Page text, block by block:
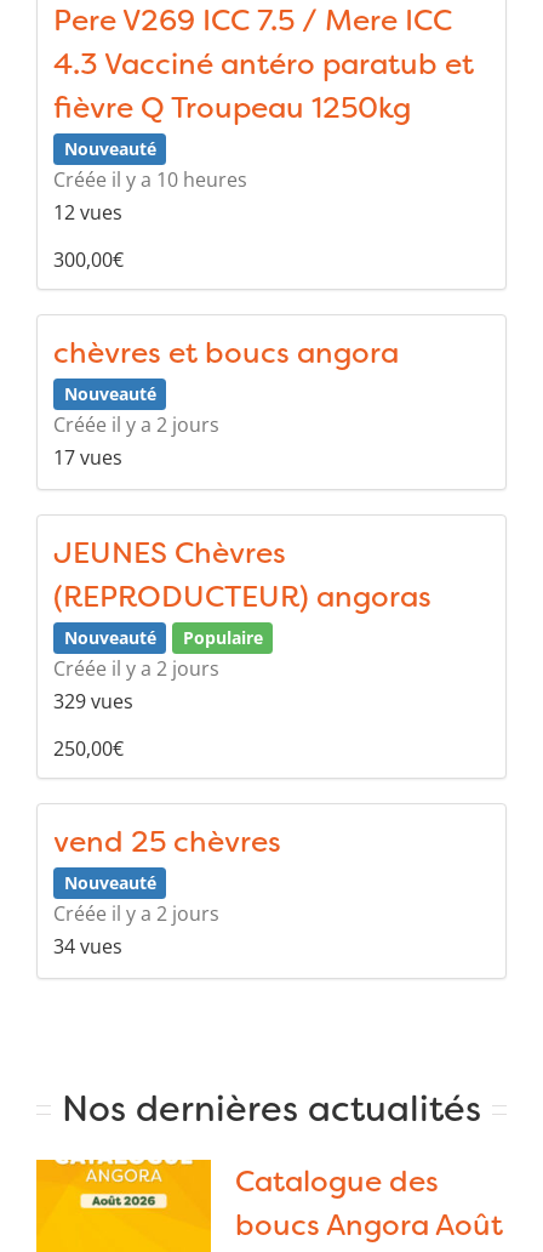
Pere V269 ICC 7.5 / Mere ICC
4.3 Vacciné antéro paratub et
fièvre Q Troupeau 1250kg
Nouveauté
Créée il y a 10 heures
12 vues
300,00€
chèvres et boucs angora
Nouveauté
Créée il y a 2 jours
17 vues
JEUNES Chèvres
(REPRODUCTEUR) angoras
Nouveauté Populaire
Créée il y a 2 jours
329 vues
250,00€
vend 25 chèvres
Nouveauté
Créée il y a 2 jours
34 vues
Nos dernières actualités
Catalogue des
boucs Angora Août